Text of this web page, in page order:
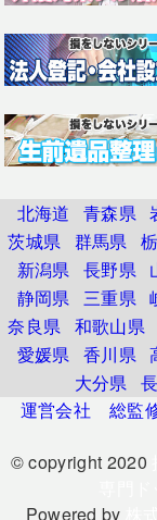
北海道 青森県
茨城県 群馬県
新潟県 長野県
静岡県 三重県
奈良県 和歌山県
愛媛県 香川県
大分県
運営会社
総監
© copyright 2020
Powered by